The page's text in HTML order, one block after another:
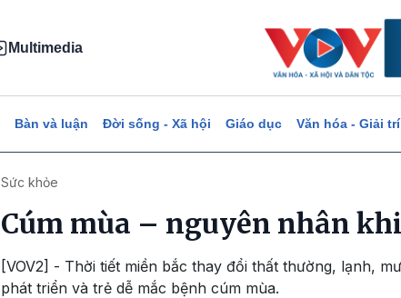
Multimedia
Bàn và luận Đời sống - Xã hội Giáo dục Văn hóa - Giải trí
Sức khỏe
Cúm mùa – nguyên nhân
[VOV2] - Thời tiết miền bắc thay đổi thất thường, lạnh,
phát triển và trẻ dễ mắc bệnh cúm mùa.